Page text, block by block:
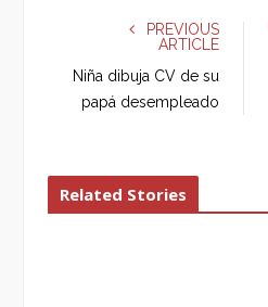
PREVIOUS
ARTICLE
Niña dibuja CV de su
papá desempleado
Related Stories